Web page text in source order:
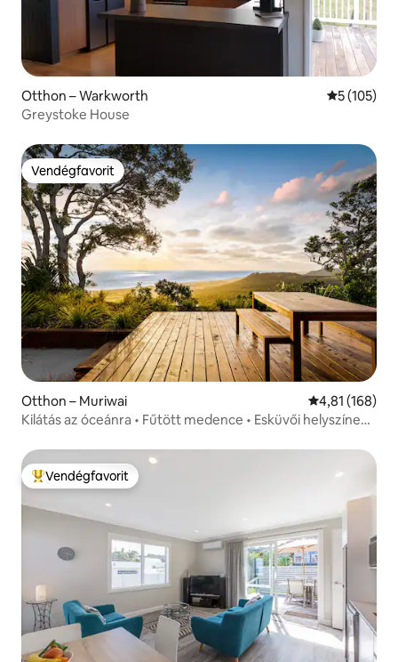
Otthon – Warkworth Átlagos
5 (105)
Greystoke House
Vendégfavorit
Vendégfavorit
Otthon – Muriwai Átlagos
4,81 (168)
Kilátás az óceánra • Fűtött medence • Esküvői helyszínek
Kiemelt vendégfavorit
Vendégfavorit